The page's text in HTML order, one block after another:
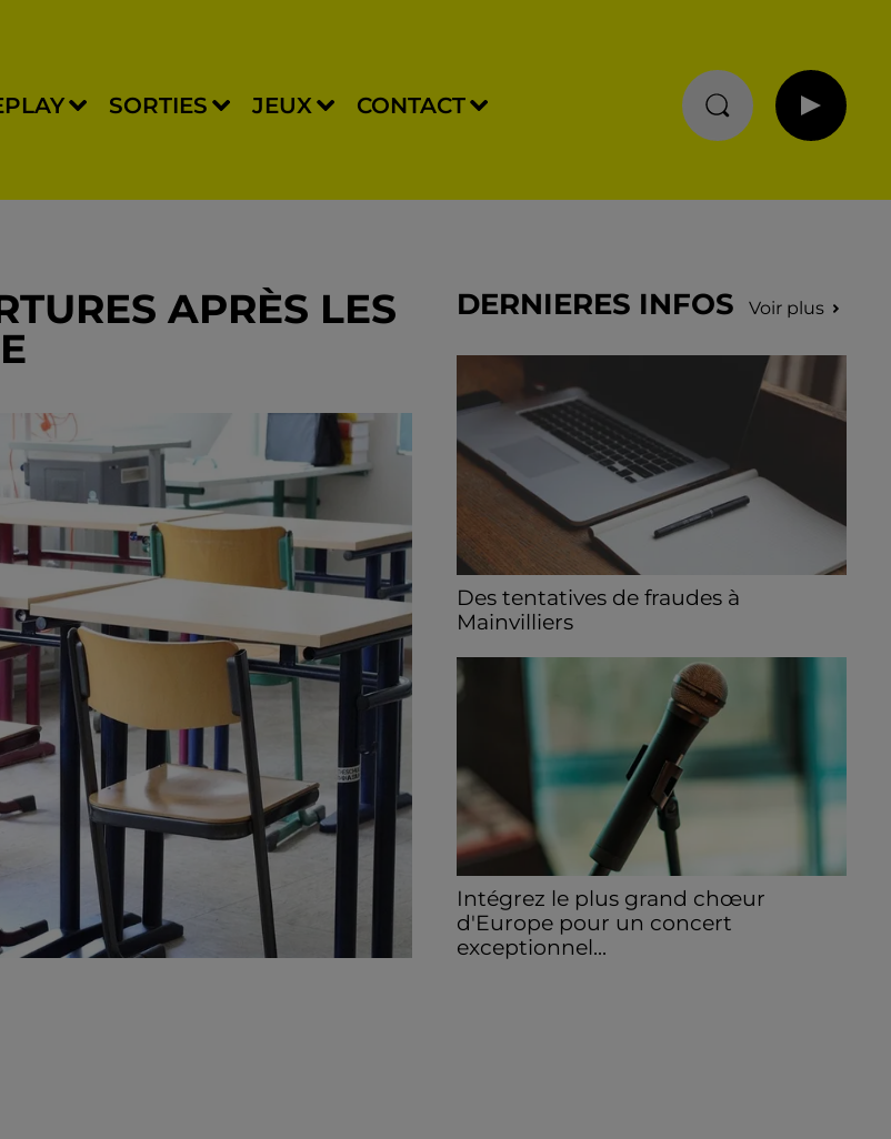
SORTIES JEUX CONTACT
APRÈS LES
DERNIERES INFOS Voir plus
Des tentatives de fraudes à
Mainvilliers
voler vos informations personnelles.
Intégrez le plus grand chœur
d'Europe pour un concert
exceptionnel...